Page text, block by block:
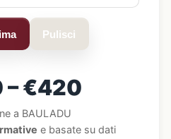
Pulisci
€420
a BAULADU
e basate su dati